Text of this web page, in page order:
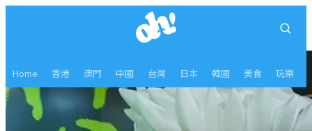
Home 香港 澳門 中國 台灣 日本 韓國 美食 玩樂